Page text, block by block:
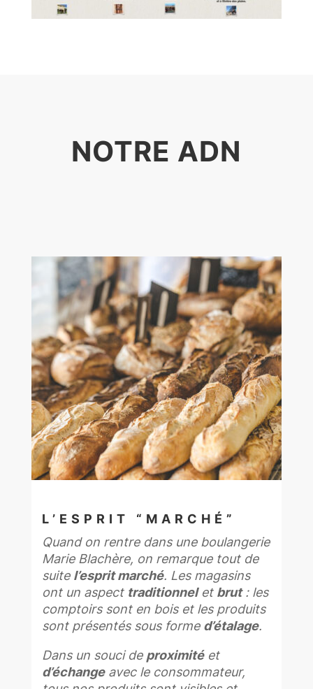
NOTRE ADN
L’ESPRIT “MARCHÉ”
Quand on rentre dans une boulangerie
Marie Blachère, on remarque tout de
suite l’esprit marché. Les magasins
ont un aspect traditionnelet brut: les
comptoirs sont en bois et les produits
sont présentés sous forme d’étalage.
Dans un souci de proximitéet
d’échangeavec le consommateur,